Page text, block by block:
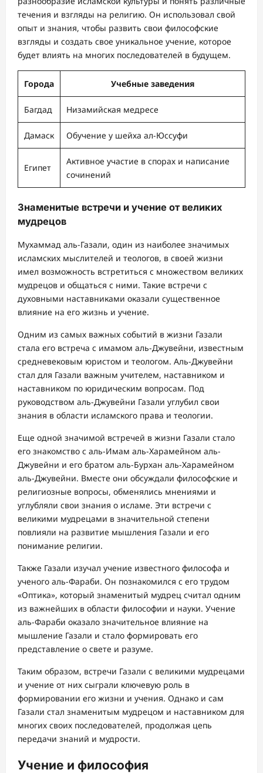
течения и взгляды на религию. Он использовал свой
опыт и знания, чтобы развить свои философские
взгляды и создать свое уникальное учение, которое
будет влиять на многих последователей в будущем.
Города Учебные заведения
Багдад Низамийская медресе
Дамаск Обучение у шейха ал-Юссуфи
Египет
Активное участие в спорах и написание
сочинений
Знаменитые встречи и учение от великих
мудрецов
Мухаммад аль-Газали, один из наиболее значимых
исламских мыслителей и теологов, в своей жизни
имел возможность встретиться с множеством великих
мудрецов и общаться с ними. Такие встречи с
духовными наставниками оказали существенное
влияние на его жизнь и учение.
Одним из самых важных событий в жизни Газали
стала его встреча с имамом аль-Джувейни, известным
средневековым юристом и теологом. Аль-Джувейни
стал для Газали важным учителем, наставником и
наставником по юридическим вопросам. Под
руководством аль-Джувейни Газали углубил свои
знания в области исламского права и теологии.
Еще одной значимой встречей в жизни Газали стало
его знакомство с аль-Имам аль-Харамейном аль-
Джувейни и его братом аль-Бурхан аль-Харамейном
аль-Джувейни. Вместе они обсуждали философские и
религиозные вопросы, обменялись мнениями и
углубляли свои знания о исламе. Эти встречи с
великими мудрецами в значительной степени
повлияли на развитие мышления Газали и его
понимание религии.
Также Газали изучал учение известного философа и
ученого аль-Фараби. Он познакомился с его трудом
«Оптика», который знаменитый мудрец считал одним
из важнейших в области философии и науки. Учение
аль-Фараби оказало значительное влияние на
мышление Газали и стало формировать его
представление о свете и разуме.
Таким образом, встречи Газали с великими мудрецами
и учение от них сыграли ключевую роль в
формировании его жизни и учения. Однако и сам
Газали стал знаменитым мудрецом и наставником для
многих своих последователей, продолжая цепь
передачи знаний и мудрости.
Учение и философия